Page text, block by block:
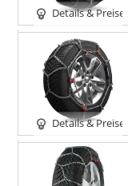
Details & Preise
Details & Preise